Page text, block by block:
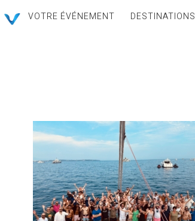
VOTRE ÉVÉNEMENT DESTINATIONS